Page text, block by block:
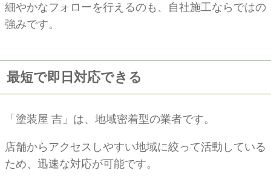
細やかなフォローを行えるのも、自社施工ならではの
強みです。
最短で即日対応できる
「塗装屋 吉」は、地域密着型の業者です。
店舗からアクセスしやすい地域に絞って活動している
ため、迅速な対応が可能です。